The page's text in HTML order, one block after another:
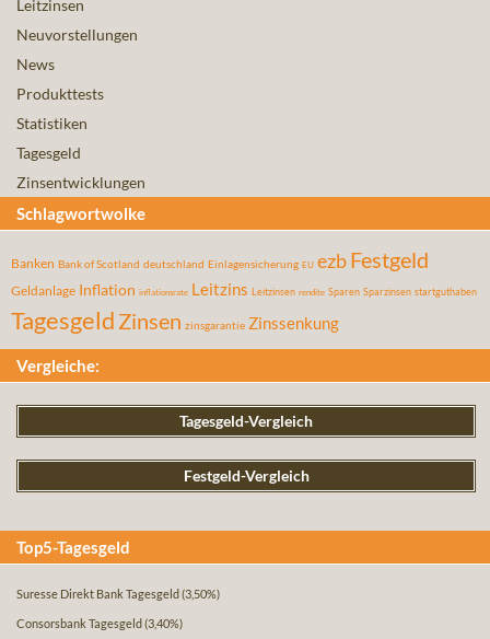
Leitzinsen
Neuvorstellungen
News
Produkttests
Statistiken
Tagesgeld
Zinsentwicklungen
Schlagwortwolke
Banken Bank of Scotland deutschland Einlagensicherung EU ezbFestgeld
Geldanlage Inflation inflationsrate Leitzins Leitzinsen rendite Sparen Sparzinsen startguthaben
Tagesgeld Zinsen zinsgarantie Zinssenkung
Vergleiche:
Tagesgeld-Vergleich
Festgeld-Vergleich
Top5-Tagesgeld
Suresse Direkt Bank Tagesgeld (3,50%)
Consorsbank Tagesgeld (3,40%)